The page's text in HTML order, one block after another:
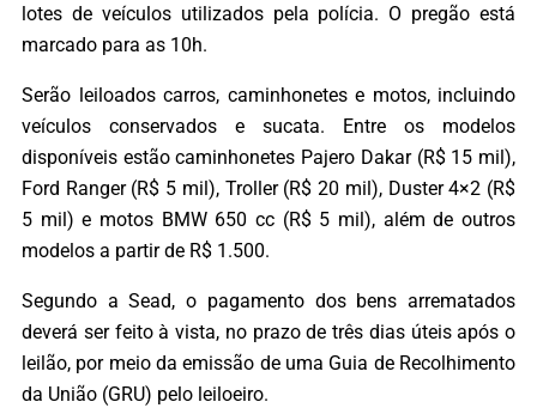
lotes de veículos utilizados pela polícia. O pregão está
marcado para as 10h.
Serão leiloados carros, caminhonetes e motos, incluindo
veículos conservados e sucata. Entre os modelos
disponíveis estão caminhonetes Pajero Dakar (R$ 15 mil),
Ford Ranger (R$ 5 mil), Troller (R$ 20 mil), Duster 4×2 (R$
5 mil) e motos BMW 650 cc (R$ 5 mil), além de outros
modelos a partir de R$ 1.500.
Segundo a Sead, o pagamento dos bens arrematados
deverá ser feito à vista, no prazo de três dias úteis após o
leilão, por meio da emissão de uma Guia de Recolhimento
da União (GRU) pelo leiloeiro.